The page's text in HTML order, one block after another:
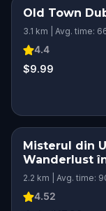
Old Town
3.1 km | Avg. time:
4.4
$9.99
Misterul din
Wanderlust
2.2 km | Avg. time:
4.52